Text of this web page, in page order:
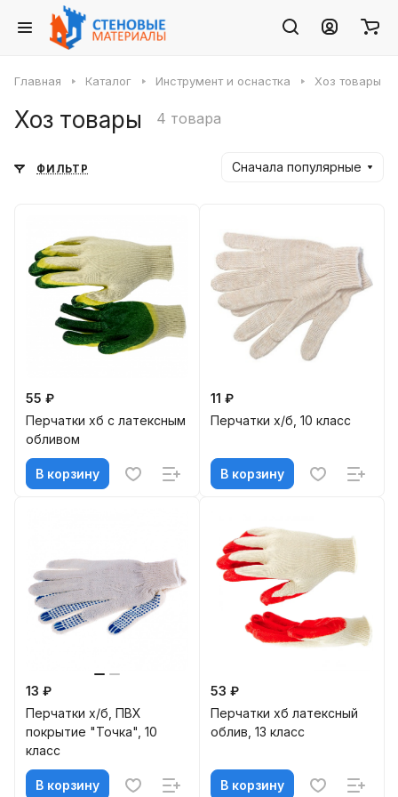
Главная Каталог Инструмент и оснастка Хоз товары
Хоз товары 4 товара
ФИЛЬТР Сначала популярные
55 ₽
Перчатки хб с латексным
обливом
В корзину
11 ₽
Перчатки х/б, 10 класс
В корзину
13 ₽
Перчатки х/б, ПВХ
покрытие "Точка", 10
класс
В корзину
53 ₽
Перчатки хб латексный
облив, 13 класс
В корзину